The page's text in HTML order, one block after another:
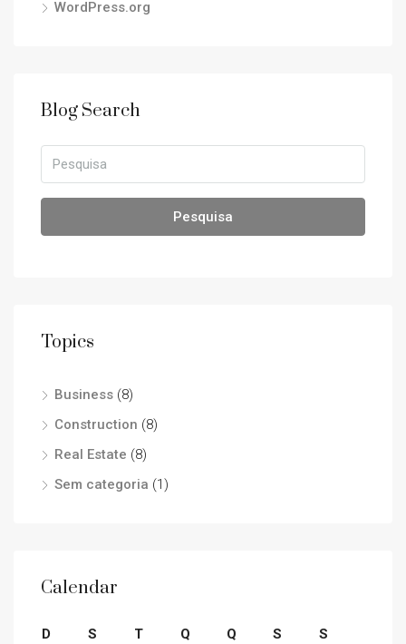
WordPress.org
Blog Search
Pesquisa
Topics
Business (8)
Construction (8)
Real Estate (8)
Sem categoria (1)
Calendar
D S T Q Q S
S